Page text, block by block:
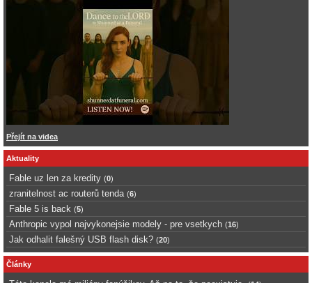
Přejít na videa
Aktuality
Fable uz len za kredity (0)
zranitelnost ac routerů tenda (6)
Fable 5 is back (5)
Anthropic vypol najvykonejsie modely - pre vsetkych (16)
Jak odhalit falešný USB flash disk? (20)
Články